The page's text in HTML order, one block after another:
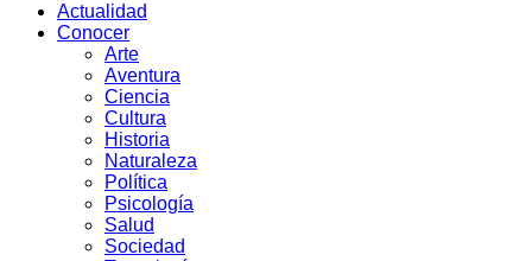
Actualidad
Conocer
Arte
Aventura
Ciencia
Cultura
Historia
Naturaleza
Política
Psicología
Salud
Sociedad